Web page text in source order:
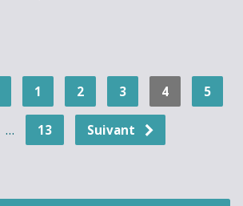
1 2 3 4 5
… 13 Suivant